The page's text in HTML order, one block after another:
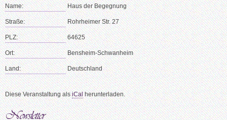
Name: Haus der Begegnung
Straße: Rohrheimer Str. 27
PLZ: 64625
Ort: Bensheim-Schwanheim
Land: Deutschland
Diese Veranstaltung alsiCalherunterladen.